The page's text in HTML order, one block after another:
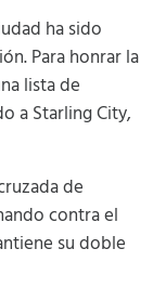
ha sido
Para honrar la
lista de
a Starling City,
de
contra el
su doble